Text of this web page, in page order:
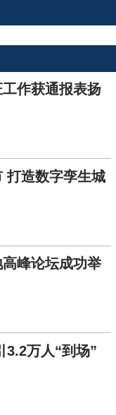
作获通报表扬
打造数字孪生城
峰论坛成功举
3.2万人“到场”